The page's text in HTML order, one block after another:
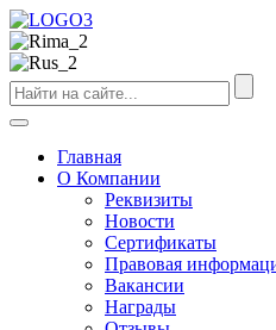
Главная
О Компании
Реквизиты
Новости
Сертификаты
Правовая
Вакансии
Награды